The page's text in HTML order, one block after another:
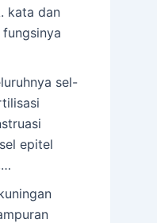
kata dan
sel-
epitel